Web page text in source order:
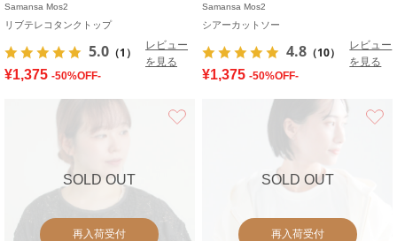
Samansa Mos2
リブテレコタンクトップ
5.0 （1）
レビュー
を見る
¥1,375 -50%OFF-
Samansa Mos2
シアーカットソー
4.8 （10）
レビュー
を見る
¥1,375 -50%OFF-
SOLD OUT
再入荷受付
SOLD OUT
再入荷受付